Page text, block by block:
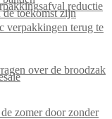
reductie
toekomst zijn
verpakkingen terug te
over de broodzak
zomer door zonder